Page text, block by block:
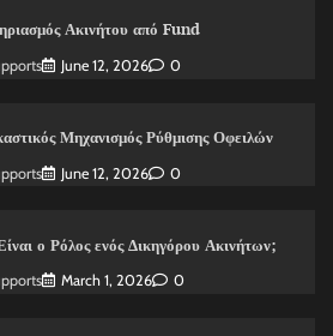
Ακινήτου από Fund
June 12, 2026 0
Μηχανισμός Ρύθμισης Οφειλών
June 12, 2026 0
ο Ρόλος ενός Δικηγόρου Ακινήτων;
March 1, 2026 0